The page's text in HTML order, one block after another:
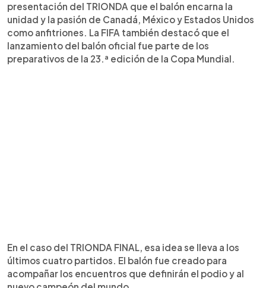
presentación del TRIONDA que el balón encarna la
unidad y la pasión de Canadá, México y Estados Unidos
como anfitriones. La FIFA también destacó que el
lanzamiento del balón oficial fue parte de los
preparativos de la 23.ª edición de la Copa Mundial.
En el caso del TRIONDA FINAL, esa idea se lleva a los
últimos cuatro partidos. El balón fue creado para
acompañar los encuentros que definirán el podio y al